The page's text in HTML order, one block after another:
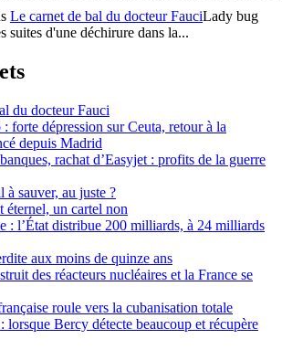
Le carnet de bal du docteur FauciLady bug
suites d'une déchirure dans la...
du docteur Fauci
forte dépression sur Ceuta, retour à la
depuis Madrid
rachat d’Easyjet : profits de la guerre
à sauver, au juste ?
éternel, un cartel non
: l’État distribue 200 milliards, à 24 milliards
aux moins de quinze ans
des réacteurs nucléaires et la France se
roule vers la cubanisation totale
lorsque Bercy détecte beaucoup et récupère